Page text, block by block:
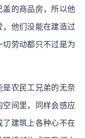
盖的商品房，所以他
他们没能在建造过
劳动都只不过是为
是农民工兄弟的无奈
间里，同样会感应
建筑上各种心不在